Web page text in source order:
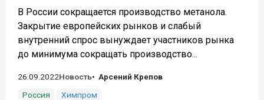
В России сокращается производство метанола.
Закрытие европейских рынков и слабый
внутренний спрос вынуждает участников рынка
до минимума сокращать производство...
26.09.2022Новость
Арсений Крепов
Россия
Химпром